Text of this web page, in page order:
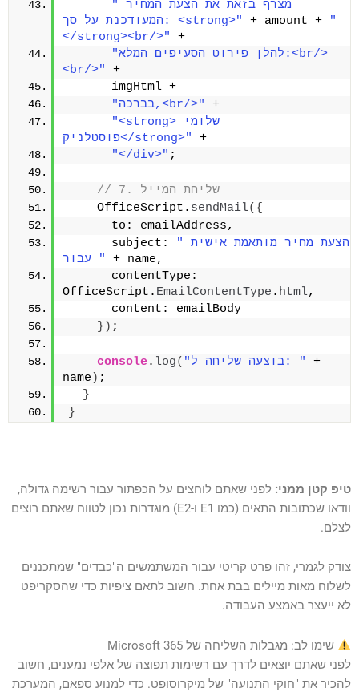
"מצרף בזאת את הצעת המחיר
המעודכנת על סך: <strong>"
+ amount +
"
</strong><br/>"
+
"להלן פירוט הסעיפים המלא:<br/>
<br/>"
+
      imgHtml +
"בברכה,<br/>"
+
"<strong>שלומי
פוסטלניק</strong>"
+
"</div>" ;
// 7. שליחת המייל
    OfficeScript.
sendMail( {
      to: emailAddress,
      subject:
"הצעת מחיר מותאמת אישית
עבור "
+ name,
      contentType:
OfficeScript. EmailContentType . html,
      content: emailBody
} ) ;
console. log( "בוצעה שליחה ל: "
+
name ) ;
}
}
טיפ קטן ממני: לפני שאתם לוחצים על הכפתור עבור רשימה גדולה,
וודאו שכתובות התאים (כמו E1 ו-E2) מוגדרות נכון לטווח שאתם רוצים
לצלם.
צודק לגמרי, זהו פרט קריטי עבור המשתמשים ה"כבדים" שמתכננים
לשלוח מאות מיילים בבת אחת. חשוב לתאם ציפיות כדי שהסקריפט
לא ייעצר באמצע העבודה.
שימו לב: מגבלות השליחה של Microsoft 365
לפני שאתם יוצאים לדרך עם רשימות תפוצה של אלפי נמענים, חשוב
להכיר את "חוקי התנועה" של מיקרוסופט. כדי למנוע ספאם, המערכת